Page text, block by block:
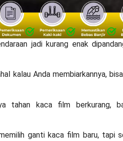
jadi kurang enak
kalau Anda membiarkannya,
tahan kaca film berkurang,
ganti kaca film baru, tapi